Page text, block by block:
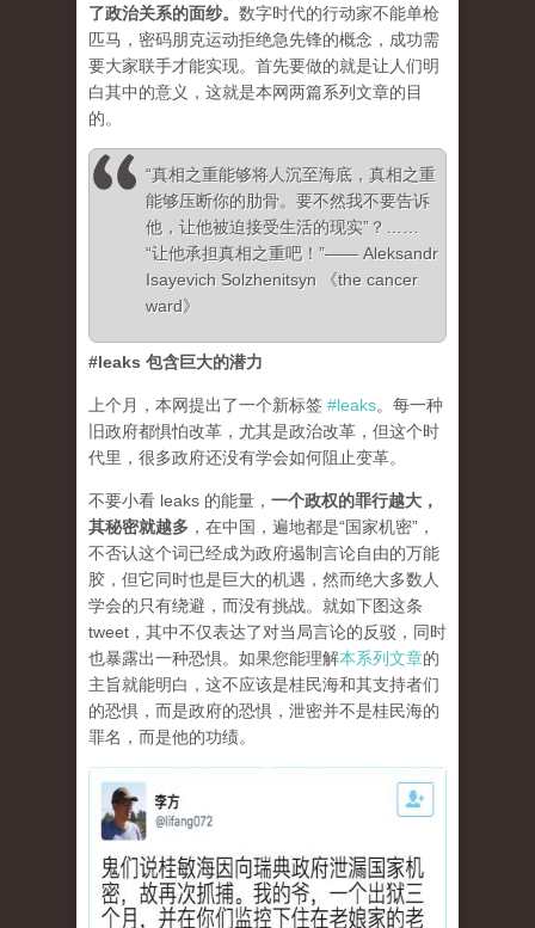
了政治关系的面纱。 数字时代的行动家不能单枪
匹马，密码朋克运动拒绝急先锋的概念，成功需
要大家联手才能实现。首先要做的就是让人们明
白其中的意义，这就是本网两篇系列文章的目
的。
“真相之重能够将人沉至海底，真相之重
能够压断你的肋骨。要不然我不要告诉
他，让他被迫接受生活的现实”？……
“让他承担真相之重吧！”—— Aleksandr
Isayevich Solzhenitsyn 《the cancer
ward》
#leaks 包含巨大的潜力
上个月，本网提出了一个新标签 #leaks。每一种
旧政府都惧怕改革，尤其是政治改革，但这个时
代里，很多政府还没有学会如何阻止变革。
不要小看 leaks 的能量， 一个政权的罪行越大，
其秘密就越多 ，在中国，遍地都是“国家机密”，
不否认这个词已经成为政府遏制言论自由的万能
胶，但它同时也是巨大的机遇，然而绝大多数人
学会的只有绕避，而没有挑战。就如下图这条
tweet，其中不仅表达了对当局言论的反驳，同时
也暴露出一种恐惧。如果您能理解本系列文章的
主旨就能明白，这不应该是桂民海和其支持者们
的恐惧，而是政府的恐惧，泄密并不是桂民海的
罪名，而是他的功绩。